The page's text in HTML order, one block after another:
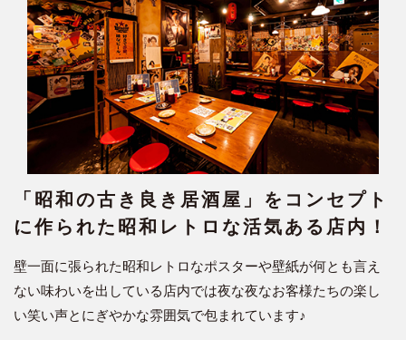
「昭和の古き良き居酒屋」をコンセプト
に作られた昭和レトロな活気ある店内！
壁一面に張られた昭和レトロなポスターや壁紙が何とも言え
ない味わいを出している店内では夜な夜なお客様たちの楽し
い笑い声とにぎやかな雰囲気で包まれています♪